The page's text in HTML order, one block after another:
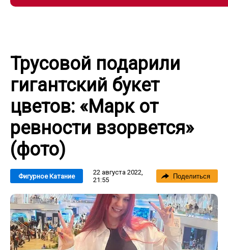
Трусовой подарили
гигантский букет
цветов: «Марк от
ревности взорвется»
(фото)
Фигурное Катание
22 августа 2022,
21:55
Поделиться